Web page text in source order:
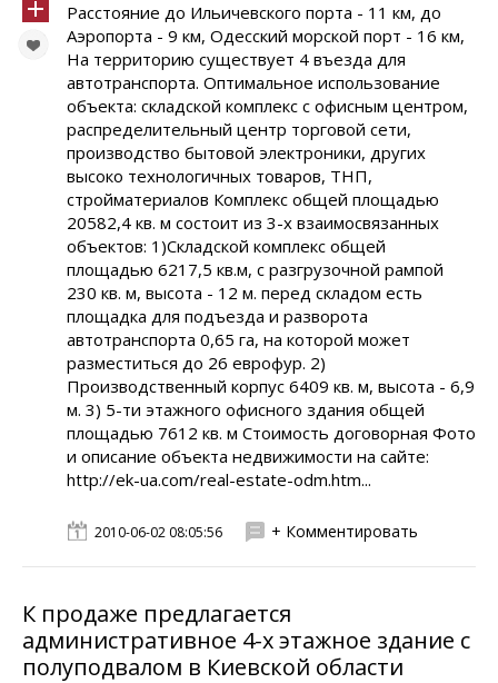
Расстояние до Ильичевского порта - 11 км, до
Аэропорта - 9 км, Одесский морской порт - 16 км,
На территорию существует 4 въезда для
автотранспорта. Оптимальное использование
объекта: складской комплекс с офисным центром,
распределительный центр торговой сети,
производство бытовой электроники, других
высоко технологичных товаров, ТНП,
стройматериалов Комплекс общей площадью
20582,4 кв. м состоит из 3-х взаимосвязанных
объектов: 1)Складской комплекс общей
площадью 6217,5 кв.м, с разгрузочной рампой
230 кв. м, высота - 12 м. перед складом есть
площадка для подъезда и разворота
автотранспорта 0,65 га, на которой может
разместиться до 26 еврофур. 2)
Производственный корпус 6409 кв. м, высота - 6,9
м. 3) 5-ти этажного офисного здания общей
площадью 7612 кв. м Стоимость договорная Фото
и описание объекта недвижимости на сайте:
http://ek-ua.com/real-estate-odm.htm...
2010-06-02 08:05:56 + Комментировать
К продаже предлагается
административное 4-х этажное здание с
полуподвалом в Киевской области